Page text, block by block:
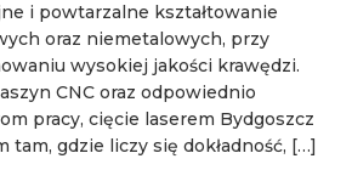
i powtarzalne kształtowanie
oraz niemetalowych, przy
wysokiej jakości krawędzi.
CNC oraz odpowiednio
pracy, cięcie laserem Bydgoszcz
tam, gdzie liczy się dokładność, […]